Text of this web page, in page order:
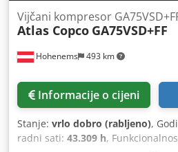
Hohenems 493 km
Vijčani kompresor
Atlas Copco GA75VSD+FF
Informacije o cijeni
Stanje: vrlo dobro (rabljeno),
radni sati: 43.309 h,